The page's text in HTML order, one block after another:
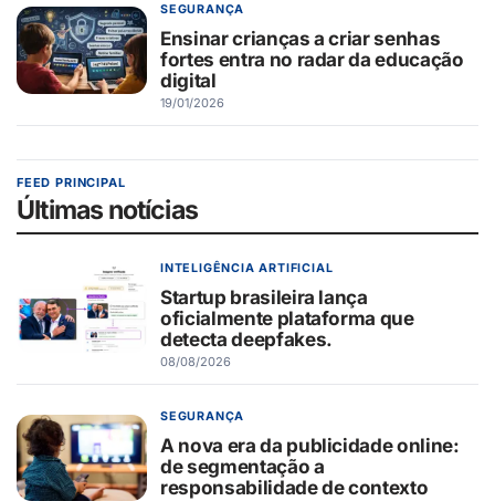
SEGURANÇA
Ensinar crianças a criar senhas
fortes entra no radar da educação
digital
19/01/2026
FEED PRINCIPAL
Últimas notícias
INTELIGÊNCIA ARTIFICIAL
Startup brasileira lança
oficialmente plataforma que
detecta deepfakes.
08/08/2026
SEGURANÇA
A nova era da publicidade online:
de segmentação a
responsabilidade de contexto